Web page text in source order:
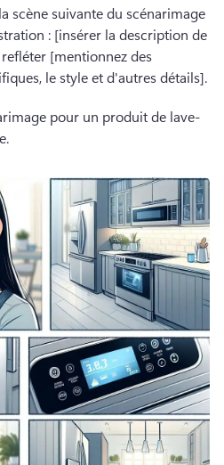
scène suivante du scénarimage
: [insérer la description de
refléter [mentionnez des
le style et d'autres détails].
pour un produit de lave-